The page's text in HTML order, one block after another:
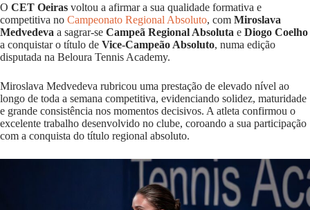
O CET Oeiras voltou a afirmar a sua qualidade formativa e
competitiva no Campeonato Regional Absoluto, com Miroslava
Medvedeva a sagrar-se Campeã Regional Absoluta e Diogo Coelho
a conquistar o título de Vice-Campeão Absoluto, numa edição
disputada na Beloura Tennis Academy.
Miroslava Medvedeva rubricou uma prestação de elevado nível ao
longo de toda a semana competitiva, evidenciando solidez, maturidade
e grande consistência nos momentos decisivos. A atleta confirmou o
excelente trabalho desenvolvido no clube, coroando a sua participação
com a conquista do título regional absoluto.